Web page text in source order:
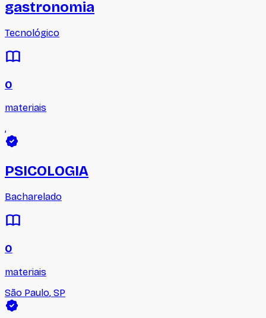
gastronomia
Tecnológico
0
materiais
,
PSICOLOGIA
Bacharelado
0
materiais
São Paulo, SP